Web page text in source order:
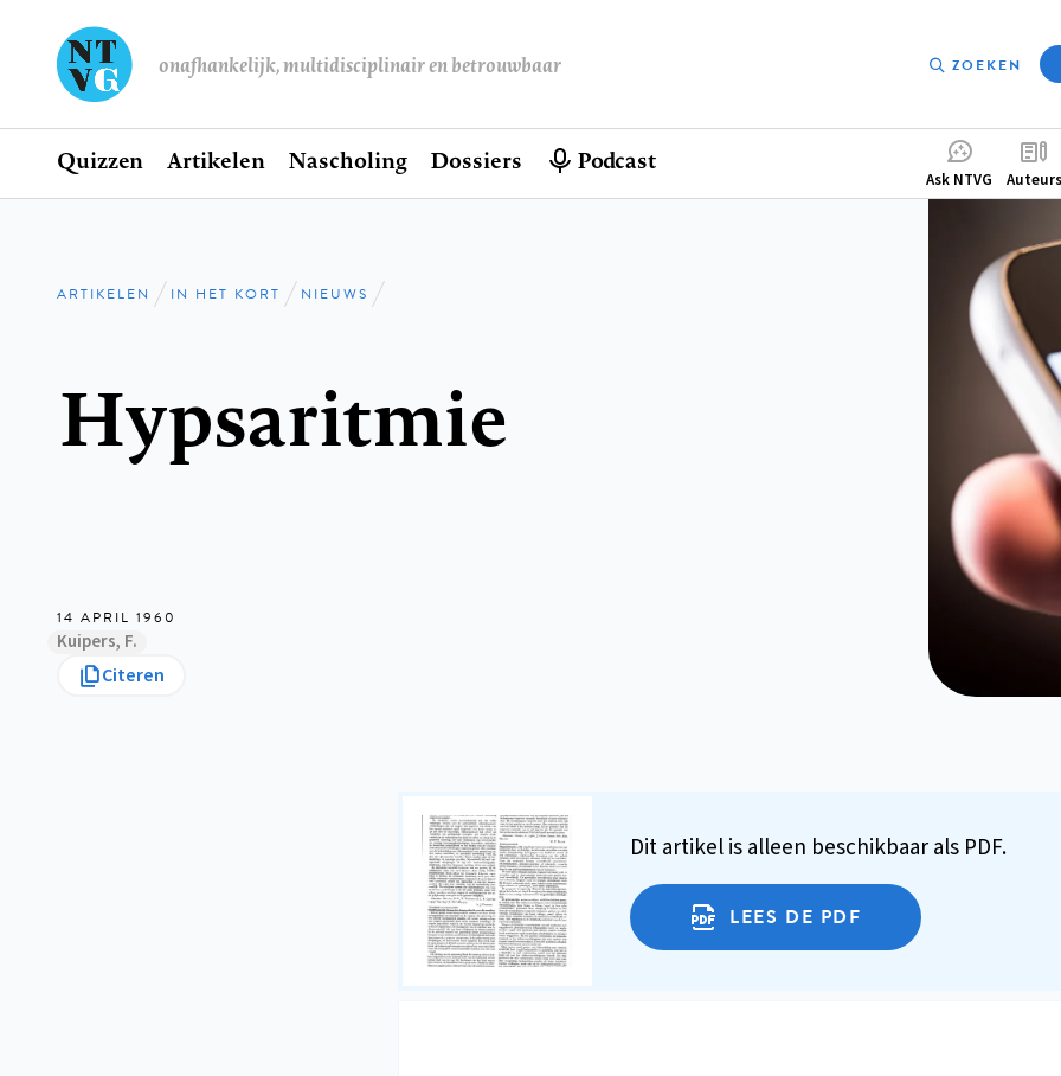
onafhankelijk, multidisciplinair en betrouwbaar ZOEKEN
Hoofdnavigatie
Home
Quizzen Artikelen Nascholing Dossiers Podcast
Ask NTVG Auteurs
Kruimelpad
ARTIKELEN IN HET KORT NIEUWS
Hypsaritmie
14 APRIL 1960
Kuipers, F.
Citeren
Dit artikel is alleen beschikbaar als PDF.
LEES DE PDF